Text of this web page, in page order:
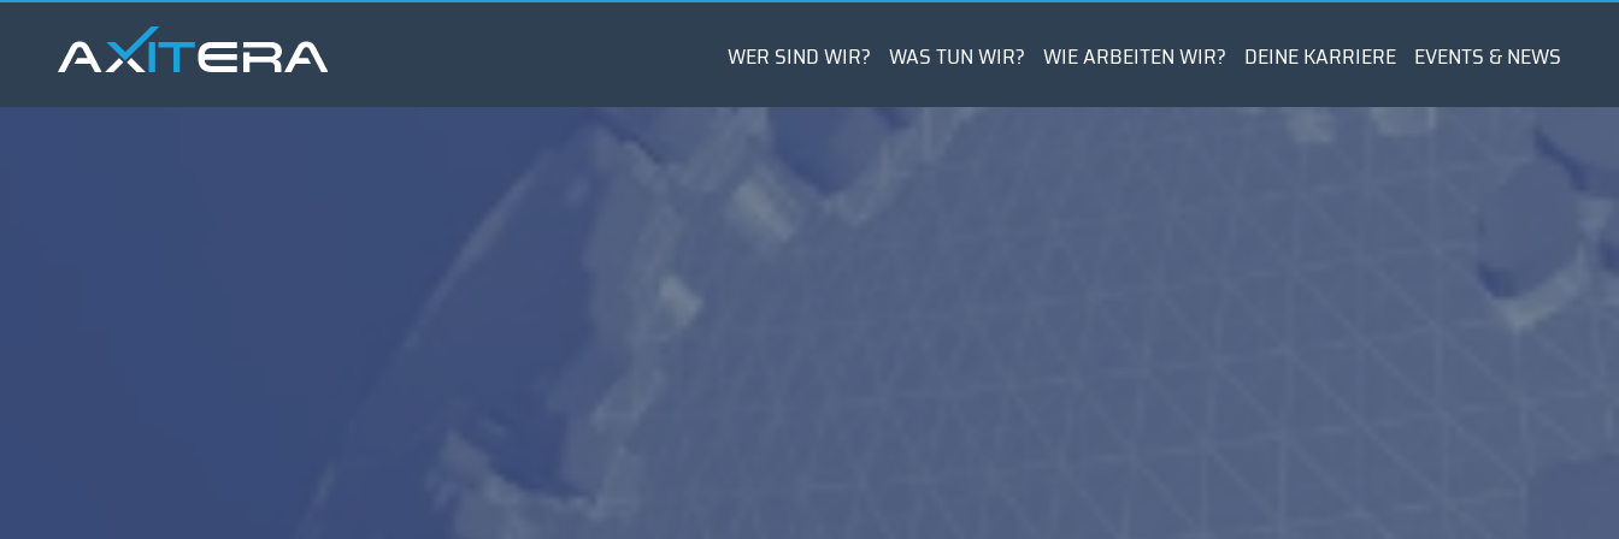
WER SIND WIR? WAS TUN WIR? WIE ARBEITEN WIR? DEINE KARRIERE EVENTS & NEWS